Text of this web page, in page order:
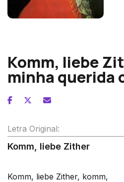
Komm, liebe
minha querida
Letra Original:
Komm, liebe Zither
Komm, liebe Zither, komm,